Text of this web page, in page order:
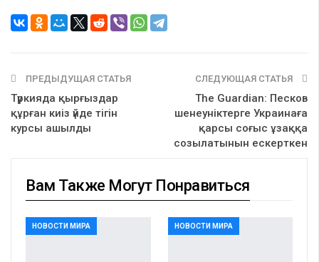
ПРЕДЫДУЩАЯ СТАТЬЯ
Түркияда қырғыздар
құрған киіз үйде тігін
курсы ашылды
СЛЕДУЮЩАЯ СТАТЬЯ
The Guardian: Песков
шенеуніктерге Украинаға
қарсы соғыс ұзаққа
созылатынын ескерткен
Вам Также Могут Понравиться
НОВОСТИ МИРА НОВОСТИ МИРА